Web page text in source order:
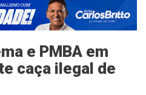
e PMBA em
caça ilegal de